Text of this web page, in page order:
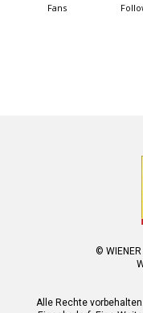
Fans
©
Alle Rechte